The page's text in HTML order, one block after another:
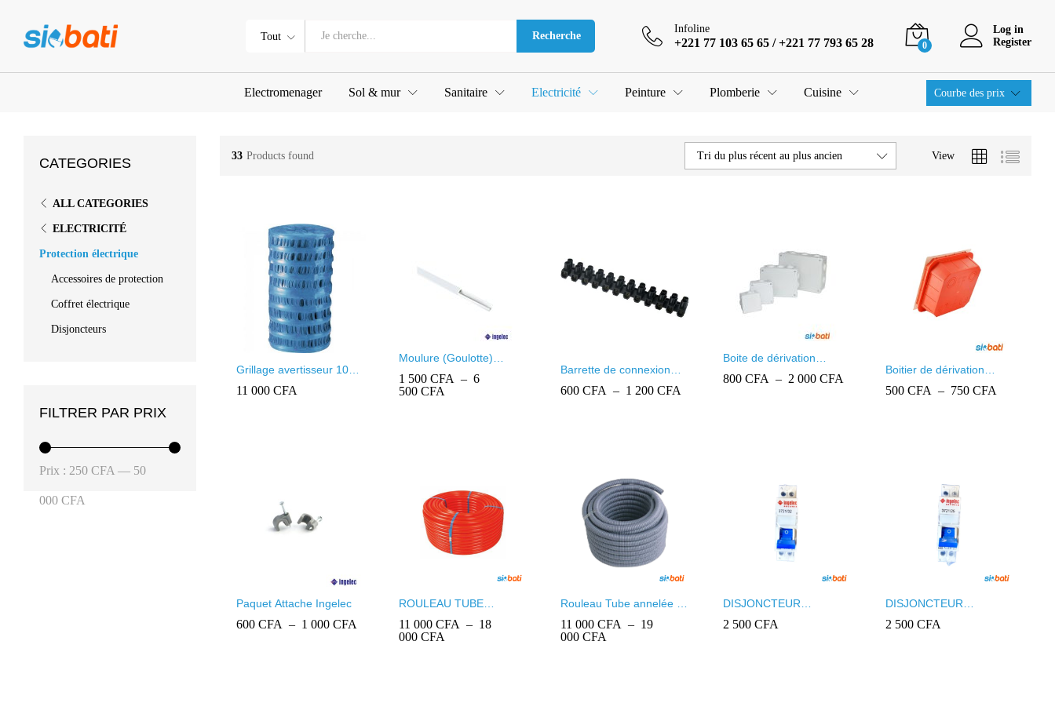
Tout Recherche
Infoline
+221 77 103 65 65 / +221 77 793 65 28 0
Log in
Register
Electromenager Sol & mur Sanitaire Electricité Peinture Plomberie Cuisine Courbe des prix
33 Products found View
Tri du plus récent au plus ancien
Grillage avertisseur 100
mètres
11 000 CFA
Moulure (Goulotte)
Ingelec
1 500 CFA – 6
500 CFA
1 500 CFA
6
500 CFA
Barrette de connexion
noire
600CFA – 1 200CFA
600CFA 1 200CFA
Boite de dérivation
étanche Ingelec
800CFA – 2 000CFA
800CFA 2 000CFA
Boitier de dérivation
encastré Ingelec
500CFA – 750CFA
500CFA 750CFA
Paquet Attache Ingelec
600 CFA – 1 000 CFA
600 CFA 1 000 CFA
ROULEAU TUBE
ORANGE – SOSENAP
11 000 CFA – 18
000 CFA
11 000 CFA
18
000 CFA
Rouleau Tube annelée –
SOSENAP
11 000CFA – 19
000CFA
DISJONCTEUR
MODULAIRE INGELEC +
NEUT REF 3721/32
2 500CFA
2 500CFA
DISJONCTEUR
MODULAIRE INGELEC +
NEUT REF 3721/25
2 500CFA
2 500CFA
CATEGORIES
ALL CATEGORIES
ELECTRICITÉ
Protection électrique
Accessoires de protection
Coffret électrique
Disjoncteurs
FILTRER PAR PRIX
Prix : 250 CFA — 50
000 CFA